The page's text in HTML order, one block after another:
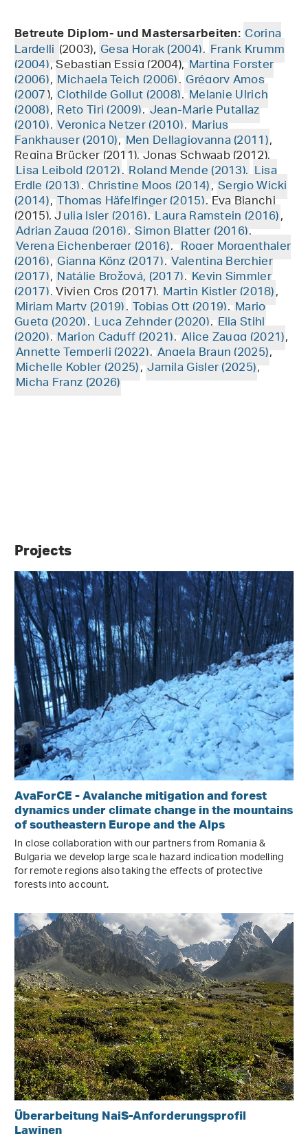
Betreute Diplom- und Mastersarbeiten: Corina
Lardelli (2003), Gesa Horak (2004), Frank Krumm
(2004), Sebastian Essig (2004), Martina Forster
(2006), Michaela Teich (2006), Grégory Amos
(2007), Clothilde Gollut (2008), Melanie Ulrich
(2008), Reto Tiri (2009), Jean-Marie Putallaz
(2010), Veronica Netzer (2010), Marius
Fankhauser (2010), Men Dellagiovanna (2011),
Regina Brücker (2011), Jonas Schwaab (2012),
Lisa Leibold (2012), Roland Mende (2013), Lisa
Erdle (2013), Christine Moos (2014),Sergio Wicki
(2014), Thomas Häfelfinger (2015), Eva Bianchi
(2015), Julia Isler (2016), Laura Ramstein (2016),
Adrian Zaugg (2016), Simon Blatter (2016),
Verena Eichenberger (2016), Roger Morgenthaler
(2016), Gianna Könz (2017), Valentina Berchier
(2017), Natálie Brožová, (2017), Kevin Simmler
(2017), Vivien Cros (2017), Martin Kistler (2018),
Mirjam Marty (2019), Tobias Ott (2019), Mario
Guetg (2020), Luca Zehnder (2020), Elia Stihl
(2020), Marion Caduff (2021), Alice Zaugg (2021),
Annette Temperli (2022), Angela Braun (2025),
Michelle Kobler (2025), Jamila Gisler (2025),
Micha Franz (2026)
Projects
AvaForCE - Avalanche mitigation and forest
dynamics under climate change in the mountains
of southeastern Europe and the Alps
In close collaboration with our partners from Romania &
Bulgaria we develop large scale hazard indication modelling
for remote regions also taking the effects of protective
forests into account.
Überarbeitung NaiS-Anforderungsprofil
Lawinen